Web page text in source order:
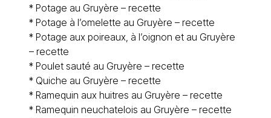
* Potage au Gruyère – recette
* Potage à l’omelette au Gruyère – recette
* Potage aux poireaux, à l’oignon et au Gruyère
– recette
* Poulet sauté au Gruyère – recette
* Quiche au Gruyère – recette
* Ramequin aux huitres au Gruyère – recette
* Ramequin neuchatelois au Gruyère – recette